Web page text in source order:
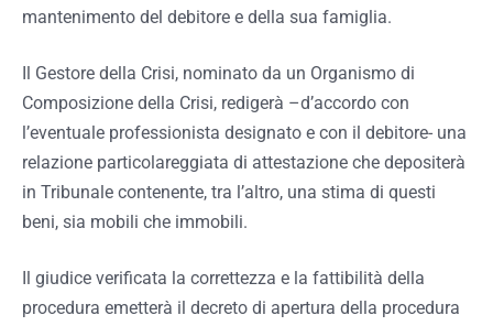
mantenimento del debitore e della sua famiglia.
Il Gestore della Crisi, nominato da un Organismo di
Composizione della Crisi, redigerà –d’accordo con
l’eventuale professionista designato e con il debitore- una
relazione particolareggiata di attestazione che depositerà
in Tribunale contenente, tra l’altro, una stima di questi
beni, sia mobili che immobili.
Il giudice verificata la correttezza e la fattibilità della
procedura emetterà il decreto di apertura della procedura